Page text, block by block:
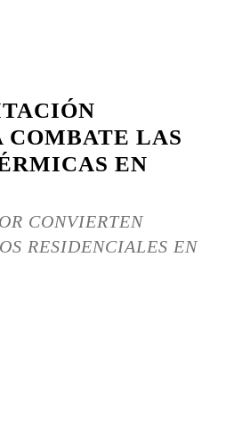
COMBATE LAS
EN
CONVIERTEN
RESIDENCIALES EN